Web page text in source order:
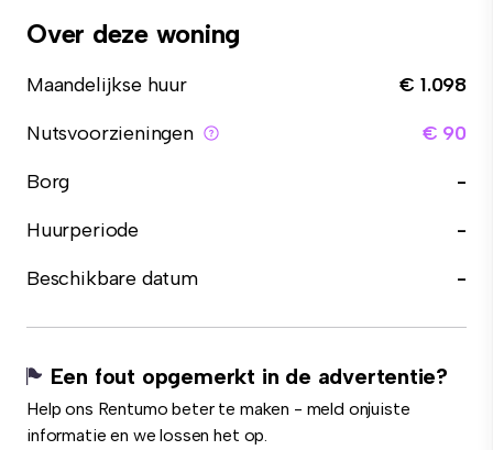
Over deze woning
Maandelijkse huur
€ 1.098
Nutsvoorzieningen
€ 90
Borg
-
Huurperiode
-
Beschikbare datum
-
Een fout opgemerkt in de advertentie?
Help ons Rentumo beter te maken - meld onjuiste
informatie en we lossen het op.